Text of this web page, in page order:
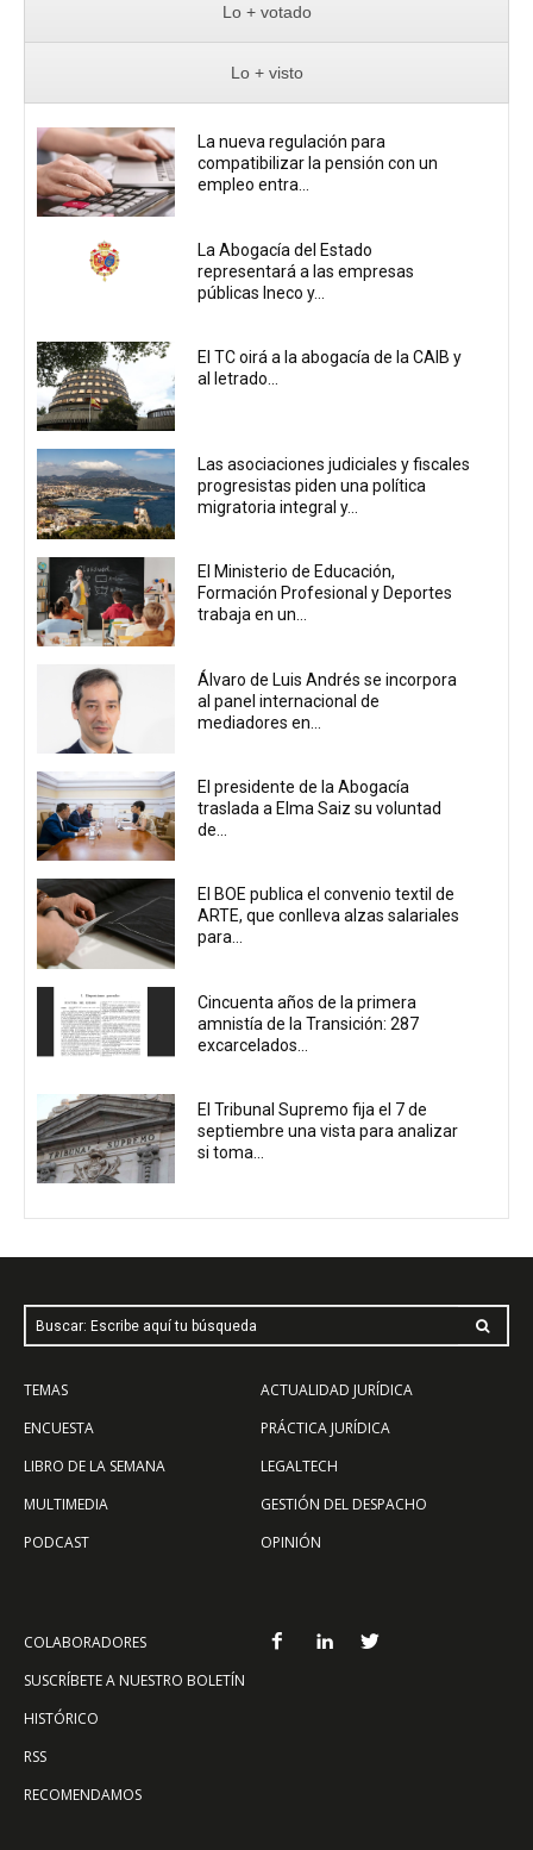
Lo + votado
Lo + visto
La nueva regulación para
compatibilizar la pensión con un
empleo entra...
La Abogacía del Estado
representará a las empresas
públicas Ineco y...
El TC oirá a la abogacía de la CAIB y
al letrado...
Las asociaciones judiciales y fiscales
progresistas piden una política
migratoria integral y...
El Ministerio de Educación,
Formación Profesional y Deportes
trabaja en un...
Álvaro de Luis Andrés se incorpora
al panel internacional de
mediadores en...
El presidente de la Abogacía
traslada a Elma Saiz su voluntad
de...
El BOE publica el convenio textil de
ARTE, que conlleva alzas salariales
para...
Cincuenta años de la primera
amnistía de la Transición: 287
excarcelados...
El Tribunal Supremo fija el 7 de
septiembre una vista para analizar
si toma...
Buscar: Escribe aquí tu búsqueda
TEMAS
ENCUESTA
LIBRO DE LA SEMANA
MULTIMEDIA
PODCAST
ACTUALIDAD JURÍDICA
PRÁCTICA JURÍDICA
LEGALTECH
GESTIÓN DEL DESPACHO
OPINIÓN
COLABORADORES
SUSCRÍBETE A NUESTRO BOLETÍN
HISTÓRICO
RSS
RECOMENDAMOS